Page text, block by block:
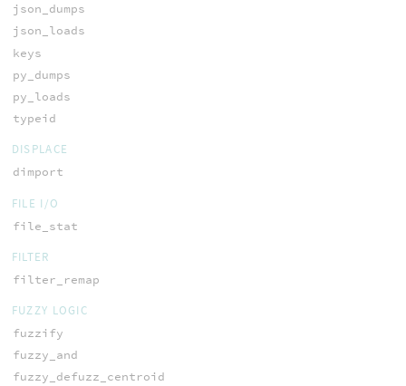
json_dumps
json_loads
keys
py_dumps
py_loads
typeid
DISPLACE
dimport
FILE I/O
file_stat
FILTER
filter_remap
FUZZY LOGIC
fuzzify
fuzzy_and
fuzzy_defuzz_centroid